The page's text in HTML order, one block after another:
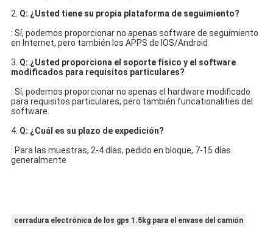
2. Q: ¿Usted tiene su propia plataforma de seguimiento?
: Sí, podemos proporcionar no apenas software de seguimiento
en Internet, pero también los APPS de IOS/Android
3. Q: ¿Usted proporciona el soporte físico y el software
modificados para requisitos particulares?
: Sí, podemos proporcionar no apenas el hardware modificado
para requisitos particulares, pero también funcationalities del
software.
4. Q: ¿Cuál es su plazo de expedición?
: Para las muestras, 2-4 días, pedido en bloque, 7-15 días
generalmente
cerradura electrónica de los gps 1.5kg para el envase del camión